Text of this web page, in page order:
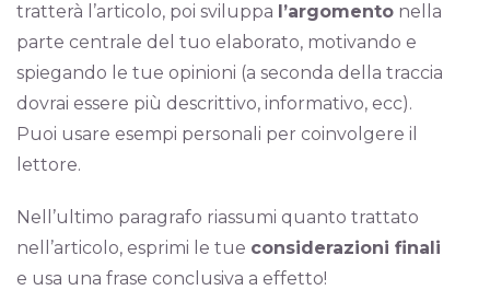
tratterà l’articolo, poi sviluppa l’argomentonella
parte centrale del tuo elaborato, motivando e
spiegando le tue opinioni (a seconda della traccia
dovrai essere più descrittivo, informativo, ecc).
Puoi usare esempi personali per coinvolgere il
lettore.
Nell’ultimo paragrafo riassumi quanto trattato
nell’articolo, esprimi le tue considerazioni finali
e usa una frase conclusiva a effetto!